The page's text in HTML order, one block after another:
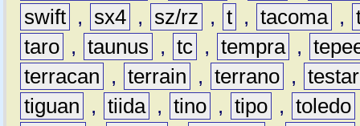
swift , sx4 , sz/rz , t , tacoma ,
taro , taunus , tc , tempra ,
terracan
, terrain , terrano ,
tiguan
, tiida , tino , tipo , toledo